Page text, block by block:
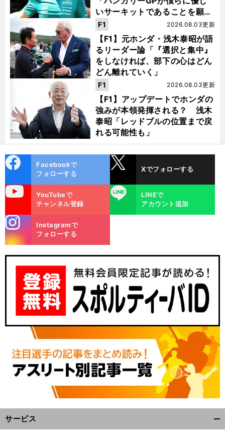
いサーキットであることを願
う」
【F1】元ホンダ・浅木泰昭が語
るリーダー論「『選択と集中』
をしなければ、部下の心はどん
どん離れていく」
2026.08.03更新
F1
【F1】アップデートでホンダの
強みが本領発揮される？ 浅木
泰昭「レッドブルの位置まで戻
れる可能性も」
2026.08.03更新
F1
ok
Facebookで
フォローする
Xでフォローする
YouTubeで
チャンネル登録
LINE
LINEで
アカウント追加
m
Instagramで
フォローする
サービス